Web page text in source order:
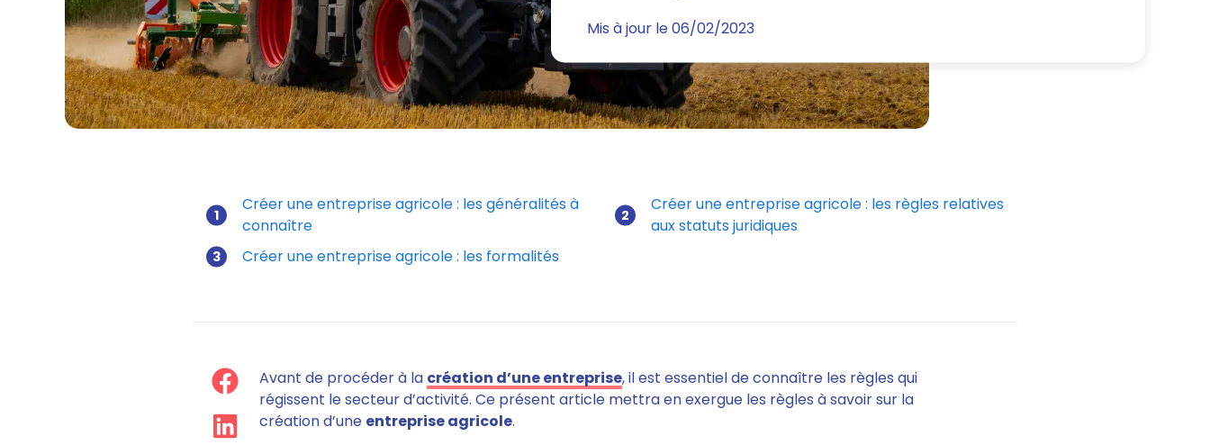
Comment créer une entreprise agricole ?
Mis à jour le 06/02/2023
Créer une entreprise agricole : les généralités à
connaître
Créer une entreprise agricole : les règles relatives
aux statuts juridiques
Créer une entreprise agricole : les formalités
Avant de procéder à la création d’une entreprise, il est essentiel de connaître les règles qui
régissent le secteur d’activité. Ce présent article mettra en exergue les règles à savoir sur la
création d’une entreprise agricole.